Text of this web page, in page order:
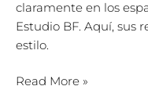
claramente en los
Estudio BF. Aquí, sus
estilo.
Read More »